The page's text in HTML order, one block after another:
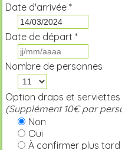
Date d'arrivée *
Date de départ *
Nombre de personnes
Option draps et
(Supplément 10€ par
Non
Oui
À confirmer plus tard